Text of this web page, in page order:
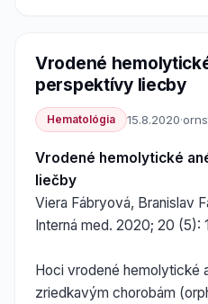
Vrodené
perspektívy liecby
Hematológia 15.8.2020·
Vrodené hemolytické
liečby
Viera Fábryová, Branislav
Interná med. 2020; 20 (5):
Hoci vrodené hemolytické
zriedkavým chorobám